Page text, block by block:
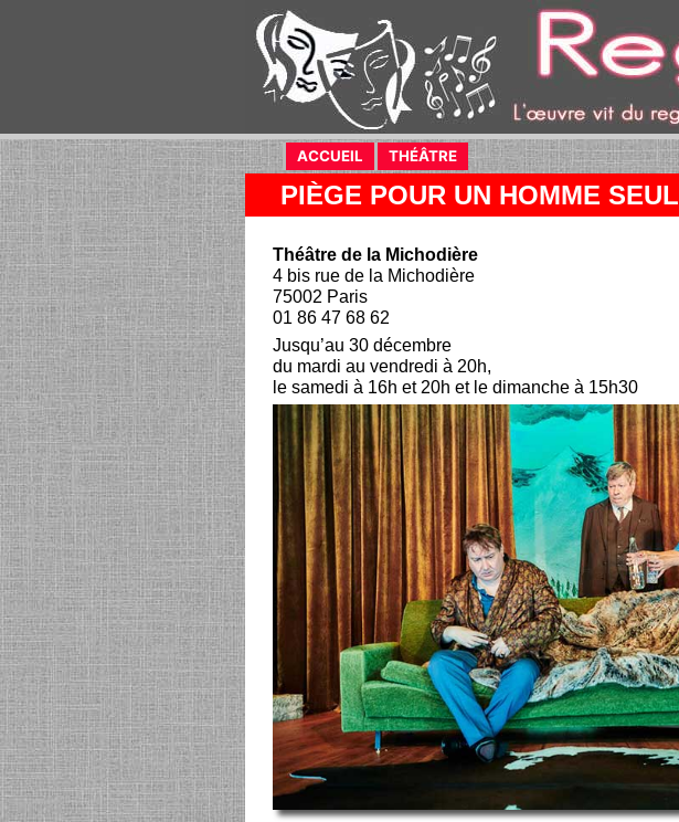
ACCUEIL (current)
THÉÂTRE (current)
PIÈGE POUR UN HOMME SEUL
Théâtre de la Michodière
4 bis rue de la Michodière
75002 Paris
01 86 47 68 62
Jusqu’au 30 décembre
du mardi au vendredi à 20h,
le samedi à 16h et 20h et le dimanche à 15h30